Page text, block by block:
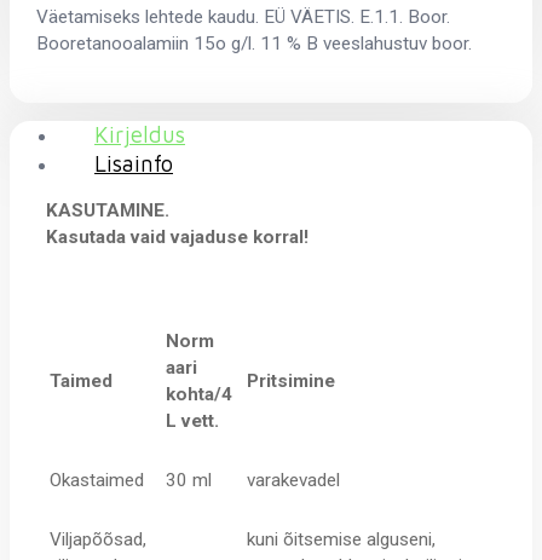
Väetamiseks lehtede kaudu. EÜ VÄETIS. E.1.1. Boor.
Booretanooalamiin 15o g/l. 11 % B veeslahustuv boor.
Kirjeldus
Lisainfo
KASUTAMINE.
Kasutada vaid vajaduse korral!
Taimed
Norm
aari
kohta/4
L vett.
Pritsimine
Okastaimed 30 ml varakevadel
Viljapõõsad,
kuni õitsemise alguseni,